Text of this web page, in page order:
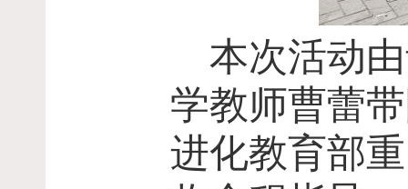
本次活动
学教师曹蕾
进化教育部